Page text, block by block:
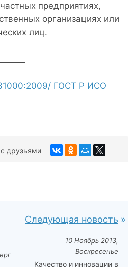
предприятиях,
организациях или
лиц.
ГОСТ Р ИСО
друзьями
Следующая новость
10 Ноябрь 2013,
Воскресенье
Качество и инновации в